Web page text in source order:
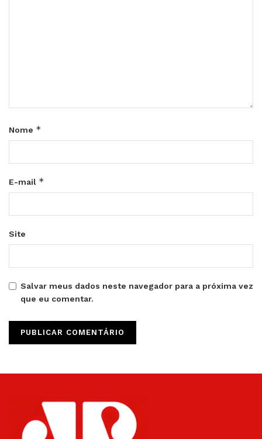
Nome *
E-mail *
Site
Salvar meus dados neste navegador para a próxima vez
que eu comentar.